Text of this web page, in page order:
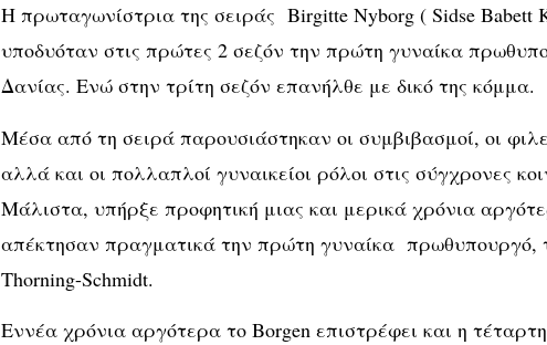
Η πρωταγωνίστρια της σειράς Birgitte Nyborg ( Sidse Babett
υποδυόταν στις πρώτες 2 σεζόν την πρώτη γυναίκα
Δανίας. Ενώ στην τρίτη σεζόν επανήλθε με δικό της κόμμα.
Μέσα από τη σειρά παρουσιάστηκαν οι συμβιβασμοί, οι
αλλά και οι πολλαπλοί γυναικείοι ρόλοι στις σύγχρονες
Μάλιστα, υπήρξε προφητική μιας και μερικά χρόνια
απέκτησαν πραγματικά την πρώτη γυναίκα πρωθυπουργό,
Thorning-Schmidt.
Εννέα χρόνια αργότερα το Borgen επιστρέφει και η